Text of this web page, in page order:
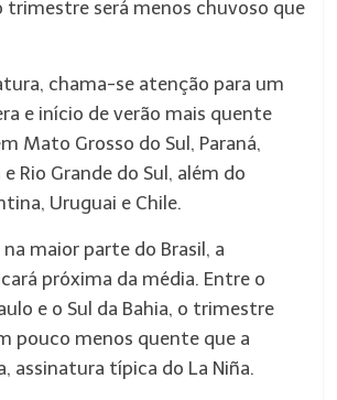
trimestre será menos chuvoso que
chama-se atenção para um
e início de verão mais quente
Mato Grosso do Sul, Paraná,
Rio Grande do Sul, além do
Uruguai e Chile.
maior parte do Brasil, a
próxima da média. Entre o
e o Sul da Bahia, o trimestre
pouco menos quente que a
assinatura típica do La Niña.